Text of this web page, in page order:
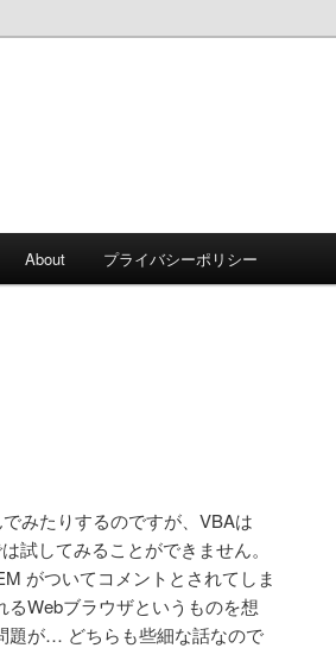
About プライバシーポリシー
みたりするのですが、VBAは
試してみることができません。
がついてコメントとされてしま
Webブラウザというものを想
題が… どちらも些細な話なので